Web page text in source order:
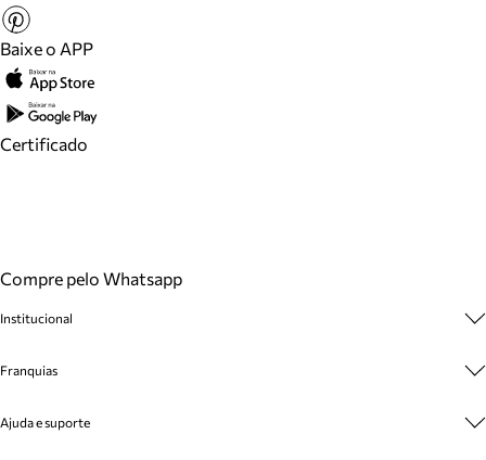
Baixe o APP
Certificado
Compre pelo Whatsapp
Institucional
Cashback
Venda Corporativa
Franquias
Plano de Negócio
Ajuda e suporte